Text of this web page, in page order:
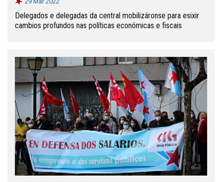
Delegados e delegadas da central mobilizáronse para esixir
cambios profundos nas políticas económicas e fiscais